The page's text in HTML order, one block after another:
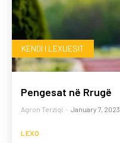
KENDI I LEXUESIT
Pengesat në Rrugë
Agron Terziqi - January 7, 2023
LEXO